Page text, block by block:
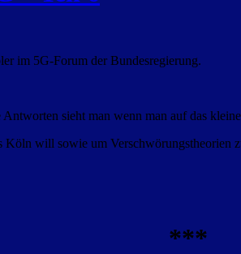
im 5G-Forum der Bundesregierung.
sieht man wenn man auf das
Köln will sowie um Verschwörungstheorien
***